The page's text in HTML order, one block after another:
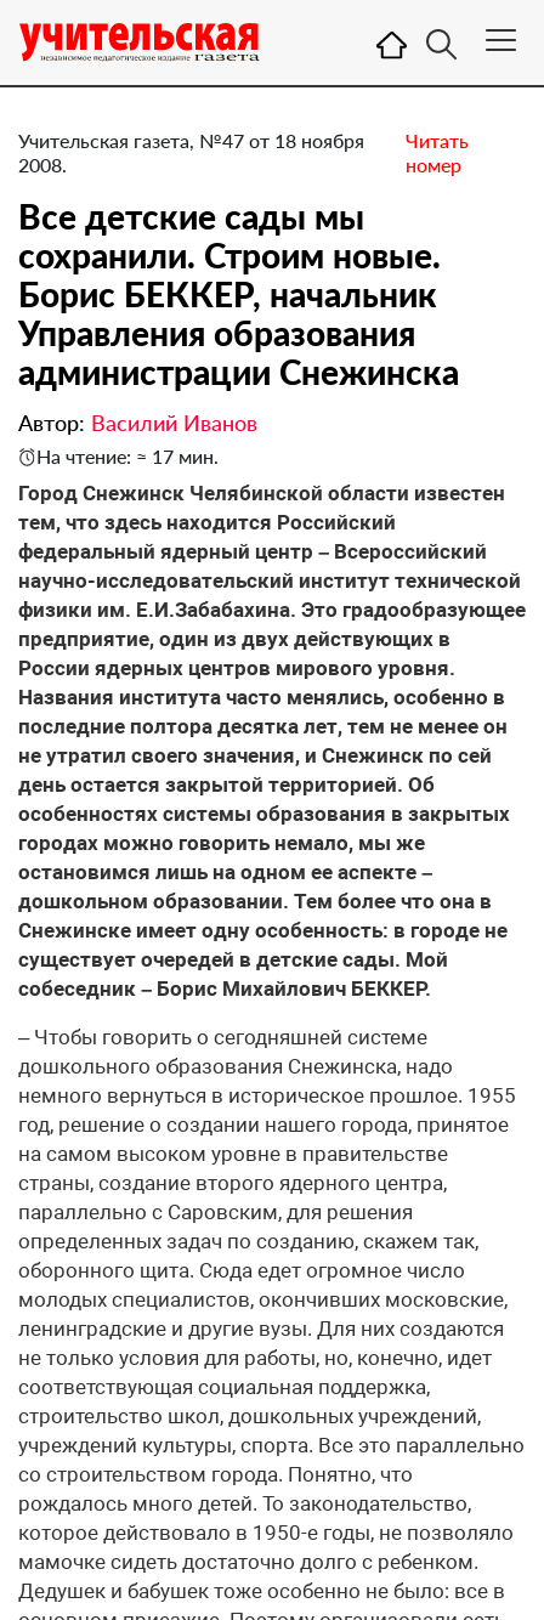
Учительская газета, №47 от 18 ноября
2008.
Читать
номер
Все детские сады мы
сохранили. Строим новые.
Борис БЕККЕР, начальник
Управления образования
администрации Снежинска
Автор: Василий Иванов
На чтение: ≈ 17 мин.
Город Снежинск Челябинской области известен
тем, что здесь находится Российский
федеральный ядерный центр – Всероссийский
научно-исследовательский институт технической
физики им. Е.И.Забабахина. Это градообразующее
предприятие, один из двух действующих в
России ядерных центров мирового уровня.
Названия института часто менялись, особенно в
последние полтора десятка лет, тем не менее он
не утратил своего значения, и Снежинск по сей
день остается закрытой территорией. Об
особенностях системы образования в закрытых
городах можно говорить немало, мы же
остановимся лишь на одном ее аспекте –
дошкольном образовании. Тем более что она в
Снежинске имеет одну особенность: в городе не
существует очередей в детские сады. Мой
собеседник – Борис Михайлович БЕККЕР.
– Чтобы говорить о сегодняшней системе
дошкольного образования Снежинска, надо
немного вернуться в историческое прошлое. 1955
год, решение о создании нашего города, принятое
на самом высоком уровне в правительстве
страны, создание второго ядерного центра,
параллельно с Саровским, для решения
определенных задач по созданию, скажем так,
оборонного щита. Сюда едет огромное число
молодых специалистов, окончивших московские,
ленинградские и другие вузы. Для них создаются
не только условия для работы, но, конечно, идет
соответствующая социальная поддержка,
строительство школ, дошкольных учреждений,
учреждений культуры, спорта. Все это параллельно
со строительством города. Понятно, что
рождалось много детей. То законодательство,
которое действовало в 1950-е годы, не позволяло
мамочке сидеть достаточно долго с ребенком.
Дедушек и бабушек тоже особенно не было: все в